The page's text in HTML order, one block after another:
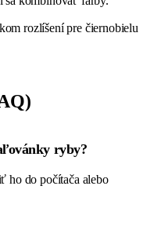
rozlíšení pre čiernobielu
ryby?
ho do počítača alebo